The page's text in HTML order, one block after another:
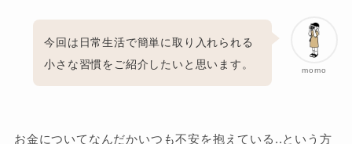
momo
今回は日常生活で簡単に取り入れられる
小さな習慣をご紹介したいと思います。
お金についてなんだかいつも不安を抱えている..という方